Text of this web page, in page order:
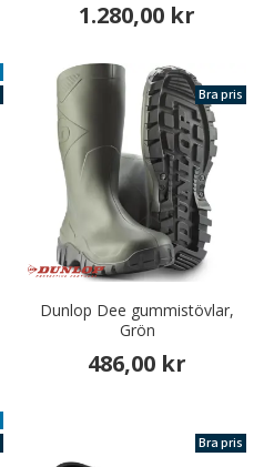
1.280,00 kr
Bra pris
Dunlop Dee gummistövlar,
Grön
486,00 kr
Bra pris